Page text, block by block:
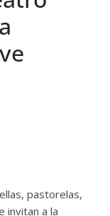
pastorelas,
invitan a la